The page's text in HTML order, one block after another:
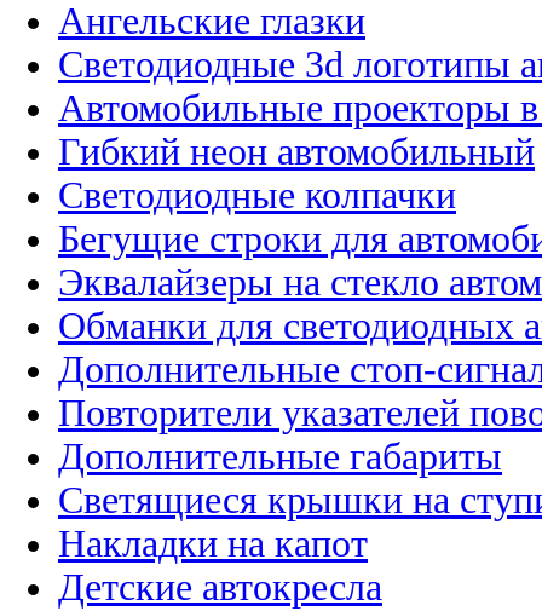
Ангельские глазки
Светодиодные 3d логотипы
Автомобильные проекторы
Гибкий неон автомобильный
Светодиодные колпачки
Бегущие строки для
Эквалайзеры на стекло
Обманки для светодиодных
Дополнительные стоп-
Повторители указателей
Дополнительные габариты
Светящиеся крышки на
Накладки на капот
Детские автокресла